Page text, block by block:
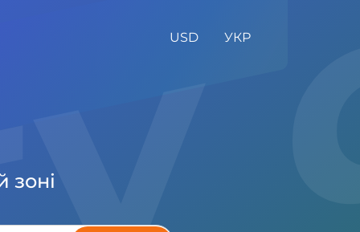
USD УКР
зоні